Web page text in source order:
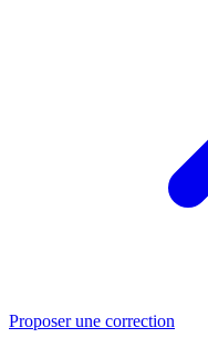
Proposer une correction